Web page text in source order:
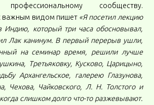
профессиональному сообществу.
важным видом пишет «Я посетил лекцию
Индию, который три часа обосновывал,
Лак канинум. В первый перерыв ушли,
на семинар время, решили лучше
Третьяковку, Кусково, Царицыно,
Архангельское, галерею Глазунова,
Чехова, Чайковского, Л. Н. Толстого и
слишком долго что-то разжевывают.